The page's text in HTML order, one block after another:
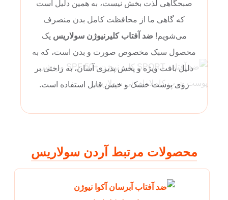
صبحگاهی لذت بخش نیست، به همین دلیل است
که گاهی ما از محافظت کامل بدن منصرف
می‌شویم! ضد آفتاب کلیرنیوژن سولاریس یک
محصول سبک مخصوص صورت و بدن است، که به
دلیل بافت ویژه و پخش پذیری آسان، به راحتی بر
روی پوست خشک و خیس قابل استفاده است.
محصولات مرتبط آردن سولاریس